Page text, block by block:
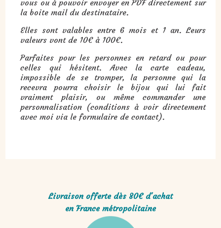
vous ou à pouvoir envoyer en PDF directement sur
la boite mail du destinataire.
Elles sont valables entre 6 mois et 1 an. Leurs
valeurs vont de 10€ à 100€.
Parfaites pour les personnes en retard ou pour
celles qui hésitent. Avec la carte cadeau,
impossible de se tromper, la personne qui la
recevra pourra choisir le bijou qui lui fait
vraiment plaisir, ou même commander une
personnalisation (conditions à voir directement
avec moi via le formulaire de contact).
Livraison offerte dès 80€ d'achat
en France métropolitaine